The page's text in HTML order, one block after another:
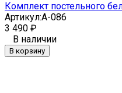
Комплект постельного
Артикул:A-086
3 490 ₽
В наличии
В корзину